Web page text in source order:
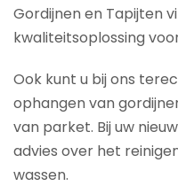
Gordijnen en Tapijten
kwaliteitsoplossing
Ook kunt u bij ons
ophangen van
van parket. Bij uw
advies over het
wassen.